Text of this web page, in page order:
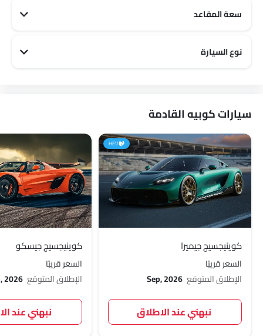
سعة المقاعد
نوع السيارة
سيارات كوبيه القادمة
HEV
كوينيجسيج جيميرا
السعر قريبًا
الإطلاق المتوقع Sep, 2026
نبهني عند الاطلاق
كوينيجسيج جيسكو
السعر قريبًا
الإطلاق المتوقع 2026
نبهني عند